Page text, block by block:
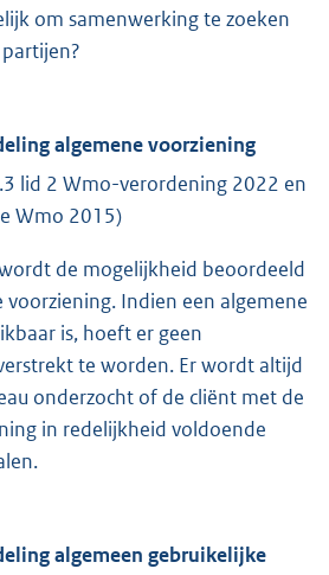
om samenwerking te zoeken
algemene voorziening
lid 2 Wmo-verordening 2022 en
Wmo 2015)
de mogelijkheid beoordeeld
voorziening. Indien een algemene
is, hoeft er geen
te worden. Er wordt altijd
onderzocht of de cliënt met de
in redelijkheid voldoende
algemeen gebruikelijke